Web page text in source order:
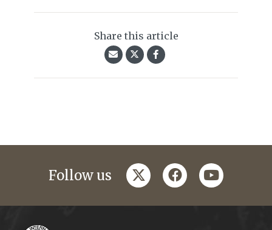
Share this article
Follow us twitterfacebookyoutube